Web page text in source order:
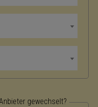
gewechselt?